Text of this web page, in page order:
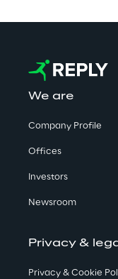
We are
Company Profile
Offices
Investors
Newsroom
Privacy &
Privacy & Cookie